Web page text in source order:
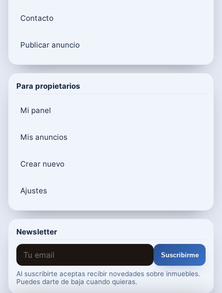
Contacto
Publicar anuncio
Para propietarios
Mi panel
Mis anuncios
Crear nuevo
Ajustes
Newsletter
Suscribirme
Al suscribirte aceptas recibir novedades sobre inmuebles.
Puedes darte de baja cuando quieras.